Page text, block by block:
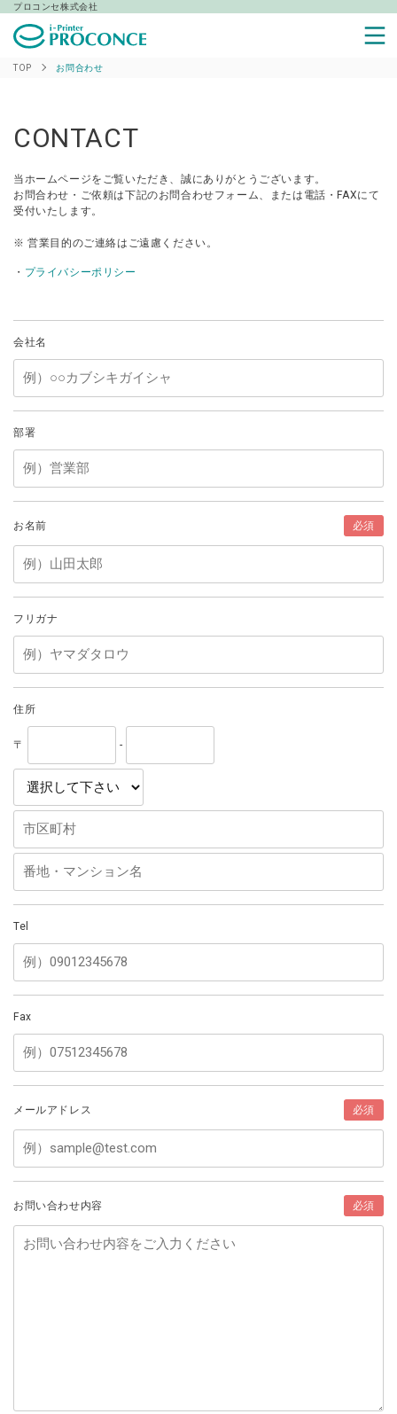
プロコンセ株式会社
TOP お問合わせ
CONTACT
当ホームページをご覧いただき、誠にありがとうございます。
お問合わせ・ご依頼は下記のお問合わせフォーム、または電話・FAXにて
受付いたします。
※ 営業目的のご連絡はご遠慮ください。
・ プライバシーポリシー
会社名
部署
お名前 必須
フリガナ
住所
〒 -
Tel
Fax
メールアドレス 必須
お問い合わせ内容 必須